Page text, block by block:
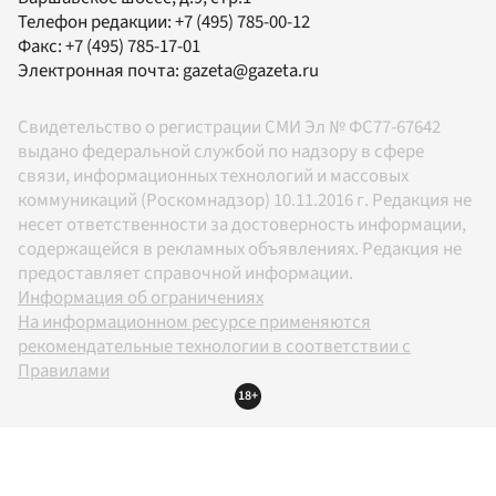
Телефон редакции:+7 (495) 785-00-12
Факс:+7 (495) 785-17-01
Электронная почта:gazeta@gazeta.ru
Свидетельство о регистрации СМИ Эл № ФС77-67642
выдано федеральной службой по надзору в сфере
связи, информационных технологий и массовых
коммуникаций (Роскомнадзор) 10.11.2016 г. Редакция не
несет ответственности за достоверность информации,
содержащейся в рекламных объявлениях. Редакция не
предоставляет справочной информации.
Информация об ограничениях
На информационном ресурсе применяются
рекомендательные технологии в соответствии с
Правилами
18+